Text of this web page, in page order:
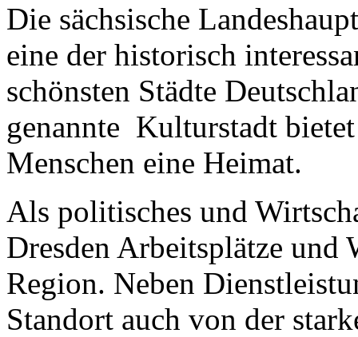
Die sächsische
eine der historisch
schönsten Städte
genannte Kulturstadt
Menschen eine Heimat.
Als politisches und
Dresden Arbeitsplätze und
Region. Neben
Standort auch von der